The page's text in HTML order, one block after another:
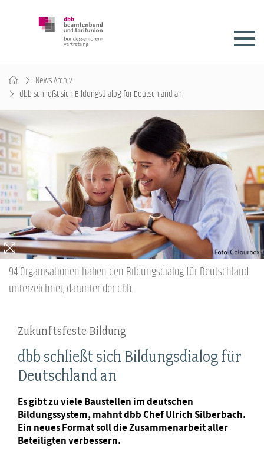
News-Archiv
dbb schließt sich Bildungsdialog für Deutschland an
94 Organisationen haben den Bildungsdialog für Deutschland
unterzeichnet, darunter der dbb.
Zukunftsfeste Bildung
dbb schließt sich Bildungsdialog für
Deutschland an
Es gibt zu viele Baustellen im deutschen
Bildungssystem, mahnt dbb Chef Ulrich Silberbach.
Ein neues Format soll die Zusammenarbeit aller
Beteiligten verbessern.